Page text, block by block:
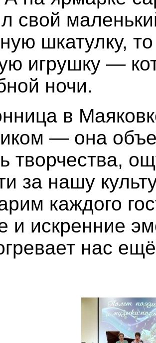
свой
шкатулку,
игрушку —
ночи.
в
— она
творчества,
за нашу
каждого
и искренние
нас